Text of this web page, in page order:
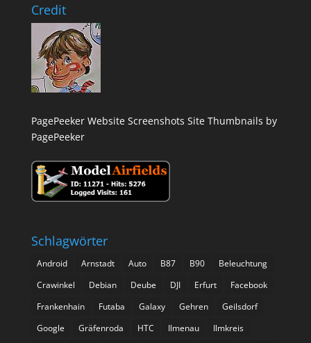
Credit
PagePeeker Website Screenshots Site Thumbnails by
PagePeeker
Schlagwörter
Android Arnstadt Auto B87 B90
Beleuchtung
Crawinkel
Debian Deube DJI Erfurt
Facebook
Frankenhain
Futaba Galaxy Gehren
Geilsdorf
Google
Gräfenroda HTC Ilmenau
Ilmkreis